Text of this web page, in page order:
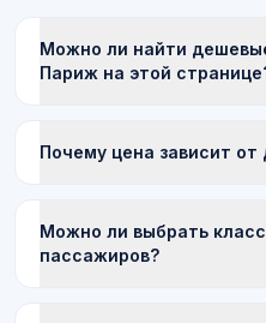
Можно ли найти
Париж на этой
Почему цена зависит от
Можно ли выбрать
пассажиров?